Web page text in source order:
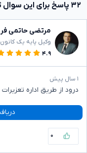
۳۲ پاسخ برای این سوال ثبت شده
مرتضی حاتمی فر
وکیل پایه یک
۴.۹
۱ سال پیش
درود از طریق اداره
۰